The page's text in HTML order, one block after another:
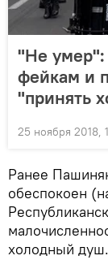
"Не умер":
фейкам и
"принять
25 ноября 2018,
Ранее
обеспокоен
холодный душ.